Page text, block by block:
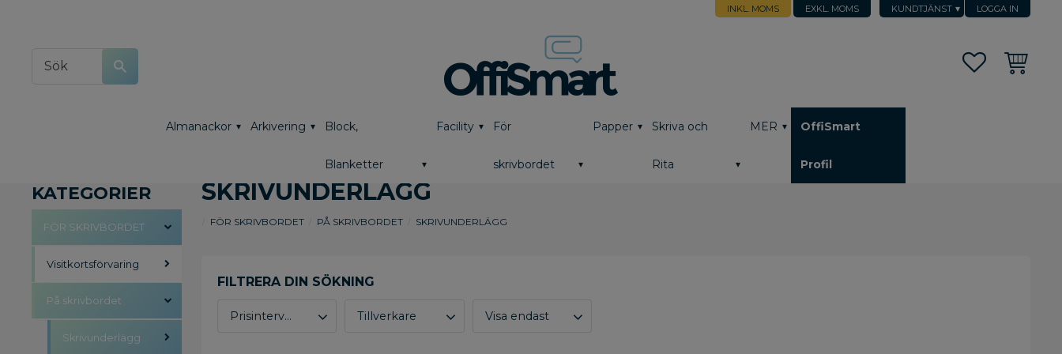
KUNDTJÄNST LOGGA IN
INKL. MOMS EXKL. MOMS
FavoriterKundvagn
Almanackor Arkivering Block,
Blanketter
Facility För
skrivbordet
Papper Skriva och
Rita
MER OffiSmart
Profil
SKRIVUNDERLÄGG
FÖR SKRIVBORDET PÅ SKRIVBORDET SKRIVUNDERLÄGG
Prisintervall Tillverkare Visa endast
KATEGORIER
FÖR SKRIVBORDET
Visitkortsförvaring
På skrivbordet
Skrivunderlägg